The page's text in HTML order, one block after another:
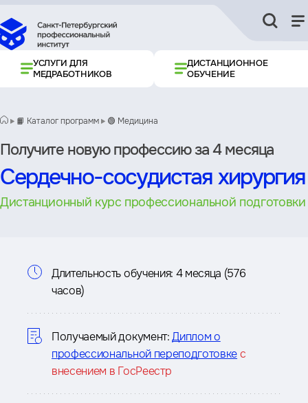
УСЛУГИ ДЛЯ
МЕДРАБОТНИКОВ
ДИСТАНЦИОННОЕ
ОБУЧЕНИЕ
📙 Каталог программ 🟢 Медицина
Получите новую профессию за 4 месяца
Сердечно-сосудистая хирургия
Дистанционный курс профессиональной подготовки
Информация
курсе
Длительность обучения: 4 месяца (576
часов)
Получаемый документ: Диплом о
профессиональной переподготовкес
внесением в ГосРеестр